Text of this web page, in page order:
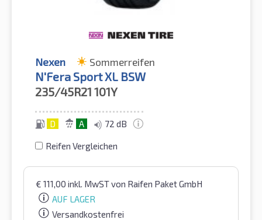
Nexen Sommerreifen
N'Fera Sport XL BSW
235/45R21 101Y
D A 72 dB
Reifen Vergleichen
€ 111,00 inkl. MwSTvon Raifen Paket GmbH
AUF LAGER
Versandkostenfrei